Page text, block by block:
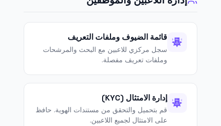
قائمة الضيوف وملفات التعريف
سجل مركزي للاعبين مع البحث والمرشحات
وملفات تعريف مفصلة.
إدارة الامتثال (KYC)
قم بتحميل والتحقق من مستندات الهوية. حافظ
على الامتثال لجميع اللاعبين.